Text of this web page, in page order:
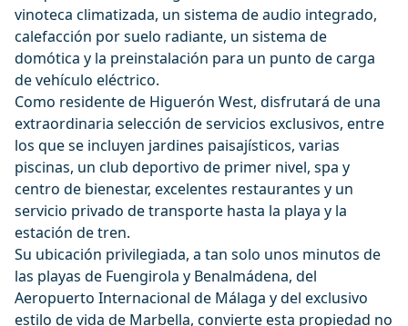
vinoteca climatizada, un sistema de audio integrado,
calefacción por suelo radiante, un sistema de
domótica y la preinstalación para un punto de carga
de vehículo eléctrico.
Como residente de Higuerón West, disfrutará de una
extraordinaria selección de servicios exclusivos, entre
los que se incluyen jardines paisajísticos, varias
piscinas, un club deportivo de primer nivel, spa y
centro de bienestar, excelentes restaurantes y un
servicio privado de transporte hasta la playa y la
estación de tren.
Su ubicación privilegiada, a tan solo unos minutos de
las playas de Fuengirola y Benalmádena, del
Aeropuerto Internacional de Málaga y del exclusivo
estilo de vida de Marbella, convierte esta propiedad no